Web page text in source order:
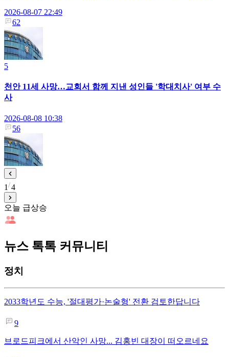
2026-08-07 22:49
62
5
천안 11세 사망…교회서 함께 지낸 성인들 '학대치사' 여부 수
사
2026-08-08 10:38
56
1 4
오늘 급상승
뉴스 톡톡 커뮤니티
정치
2033학년도 수능, '절대평가·논술형' 전환 검토한답니다
9
브로드피크에서 산악인 사망... 김홍빈 대장이 떠오르네요